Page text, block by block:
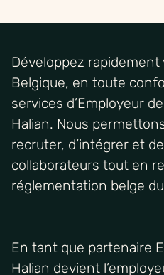
Développez
Belgique, en toute
services d’Employeur
Halian. Nous
recruter, d’intégrer et
collaborateurs tout en
réglementation belge
En tant que partenaire
Halian devient